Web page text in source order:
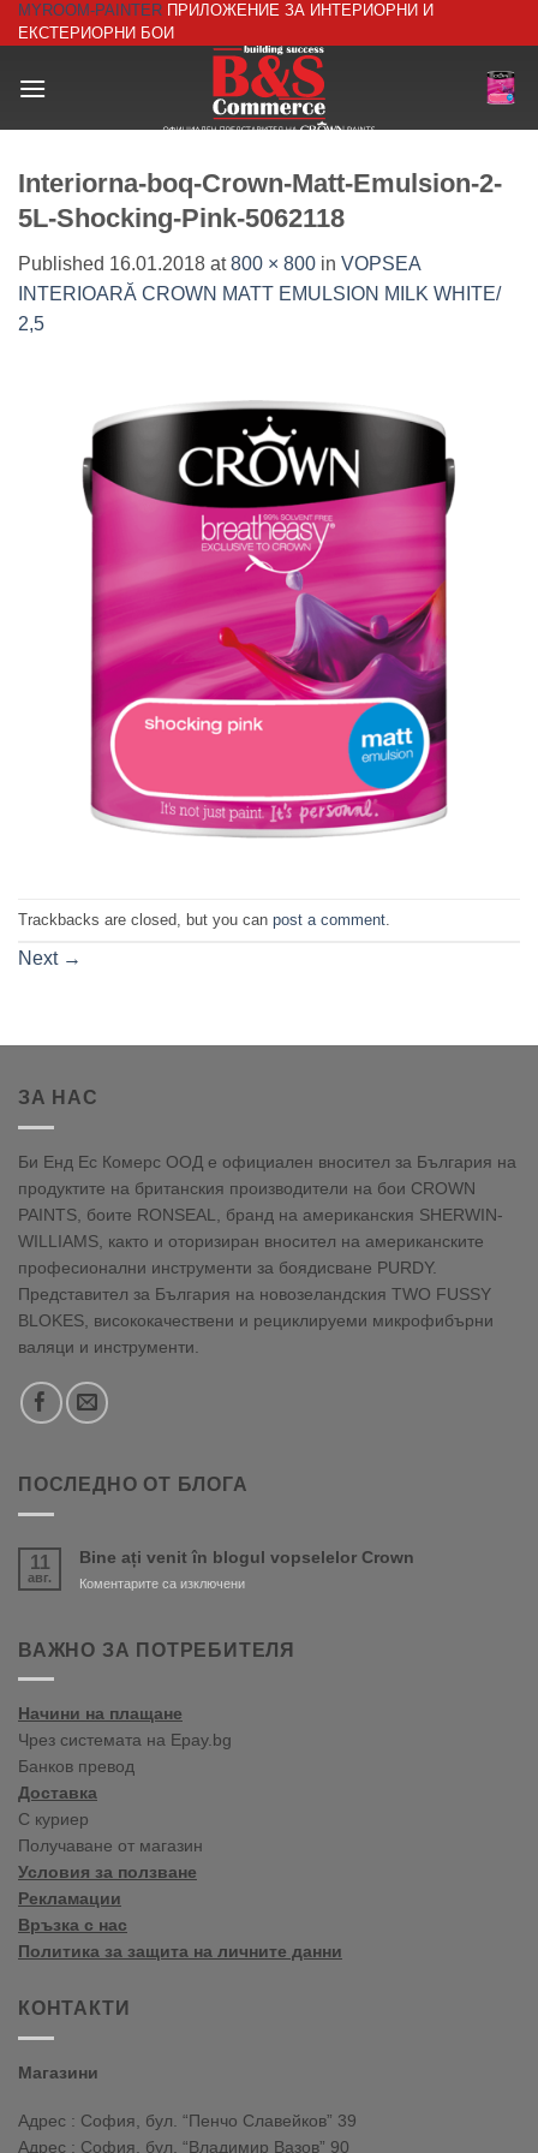
Skip
to
MYROOM-PAINTER ПРИЛОЖЕНИЕ ЗА ИНТЕРИОРНИ И
ЕКСТЕРИОРНИ БОИ
Interiorna-boq-Crown-Matt-Emulsion-2-
5L-Shocking-Pink-5062118
Published 16.01.2018 at800 × 800 in VOPSEA
INTERIOARĂ CROWN MATT EMULSION MILK WHITE/
2,5
Trackbacks are closed, but you can post a comment
Next →
ЗА НАС
Би Енд Ес Комерс ООД е официален вносител за България на
продуктите на британския производители на бои CROWN
PAINTS, боите RONSEAL, бранд на американския SHERWIN-
WILLIAMS, както и оторизиран вносител на американските
професионални инструменти за боядисване PURDY.
Представител за България на новозеландския TWO FUSSY
BLOKES, висококачествени и рециклируеми микрофибърни
валяци и инструменти.
ПОСЛЕДНО ОТ БЛОГА
11
авг.
Bine ați venit în blogul vopselelor Crown
Коментарите са изключениза
venit
ВАЖНО ЗА ПОТРЕБИТЕЛЯ
Начини на плащане
Чрез системата на Epay.bg
Банков превод
Доставка
С куриер
Получаване от магазин
Условия за ползване
Рекламации
Връзка с нас
Политика за защита на личните данни
КОНТАКТИ
Магазини
Адрес : София, бул. “Пенчо Славейков” 39
Адрес : София, бул. “Владимир Вазов” 90